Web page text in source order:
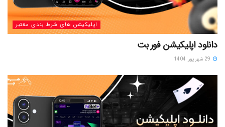
اپلیکیشن های شرط بندی معتبر
دانلود اپلیکیشن فور بت